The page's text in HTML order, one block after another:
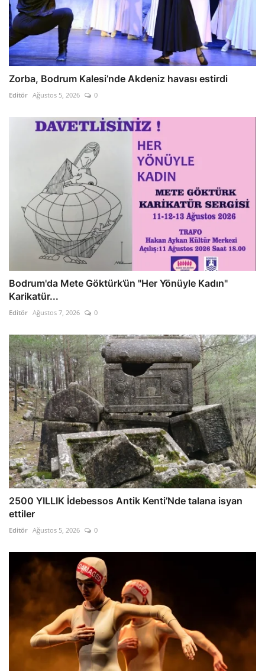
Zorba, Bodrum Kalesi’nde Akdeniz havası estirdi
Editör Ağustos 5, 2026 0
Bodrum'da Mete Göktürk’ün "Her Yönüyle Kadın"
Karikatür...
Editör Ağustos 7, 2026 0
2500 YILLIK İdebessos Antik Kenti’Nde talana isyan
ettiler
Editör Ağustos 5, 2026 0